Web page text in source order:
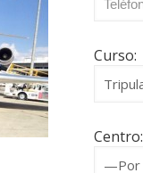
Curso:
Centro: